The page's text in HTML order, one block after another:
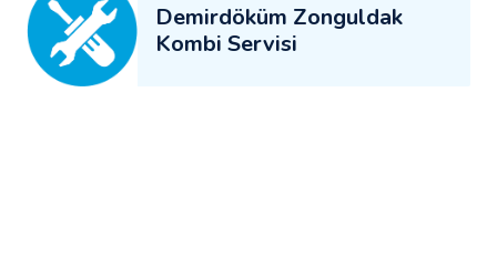
Demirdöküm Zonguldak
Kombi Servisi